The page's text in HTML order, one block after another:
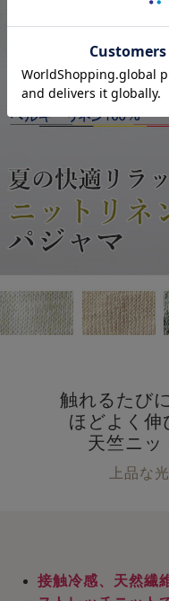
触れるたび
ほどよく伸
天竺ニッ
上品な
接触冷感、天然繊